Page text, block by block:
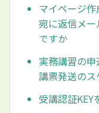
マイページ
宛に返信メ
ですか
実務講習の
講票発送の
受講認証